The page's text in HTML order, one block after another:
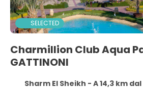
SELECTED
Charmillion Club Aqua
GATTINONI
Sharm El Sheikh - A 14,3 km